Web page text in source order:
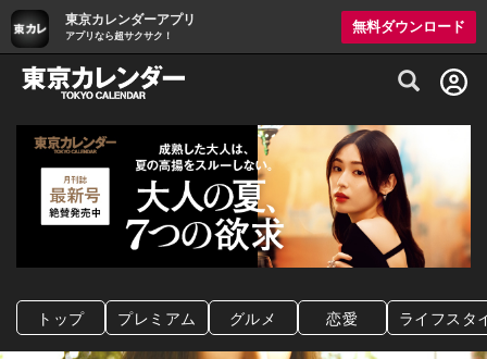
東京カレンダーアプリ
アプリなら超サクサク！
無料ダウンロード
グルメ情報・プレミアムレストラン予約
トップ プレミアム グルメ 恋愛 ライフスタ